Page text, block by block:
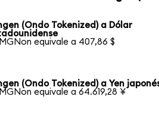
(Ondo Tokenized) a Dólar
equivale a 407,86 $
(Ondo Tokenized) a Yen
equivale a 64.619,28 ¥